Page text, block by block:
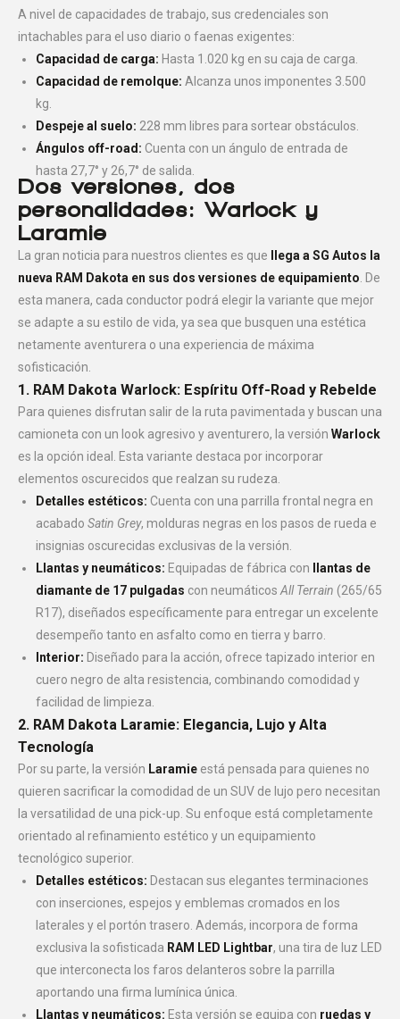
A nivel de capacidades de trabajo, sus credenciales son
intachables para el uso diario o faenas exigentes:
Capacidad de carga: Hasta 1.020 kg en su caja de carga.
Capacidad de remolque: Alcanza unos imponentes 3.500
kg.
Despeje al suelo: 228 mm libres para sortear obstáculos.
Ángulos off-road: Cuenta con un ángulo de entrada de
hasta 27,7° y 26,7° de salida.
Dos versiones, dos
personalidades: Warlock y
Laramie
La gran noticia para nuestros clientes es que
llega a SG Autos la
nueva RAM Dakota en sus dos versiones de equipamiento . De
esta manera, cada conductor podrá elegir la variante que mejor
se adapte a su estilo de vida, ya sea que busquen una estética
netamente aventurera o una experiencia de máxima
sofisticación.
1. RAM Dakota Warlock: Espíritu Off-Road y Rebelde
Para quienes disfrutan salir de la ruta pavimentada y buscan una
camioneta con un look agresivo y aventurero, la versión Warlock
es la opción ideal. Esta variante destaca por incorporar
elementos oscurecidos que realzan su rudeza.
Detalles estéticos: Cuenta con una parrilla frontal negra en
acabado Satin Grey, molduras negras en los pasos de rueda e
insignias oscurecidas exclusivas de la versión.
Llantas y neumáticos: Equipadas de fábrica con
llantas de
diamante de 17 pulgadas con neumáticos All Terrain (265/65
R17), diseñados específicamente para entregar un excelente
desempeño tanto en asfalto como en tierra y barro.
Interior: Diseñado para la acción, ofrece tapizado interior en
cuero negro de alta resistencia, combinando comodidad y
facilidad de limpieza.
2. RAM Dakota Laramie: Elegancia, Lujo y Alta
Tecnología
Por su parte, la versión Laramie está pensada para quienes no
quieren sacrificar la comodidad de un SUV de lujo pero necesitan
la versatilidad de una pick-up. Su enfoque está completamente
orientado al refinamiento estético y un equipamiento
tecnológico superior.
Detalles estéticos: Destacan sus elegantes terminaciones
con inserciones, espejos y emblemas cromados en los
laterales y el portón trasero. Además, incorpora de forma
exclusiva la sofisticada RAM LED Lightbar, una tira de luz LED
que interconecta los faros delanteros sobre la parrilla
aportando una firma lumínica única.
Llantas y neumáticos: Esta versión se equipa con ruedas y